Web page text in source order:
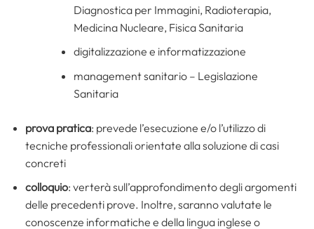
Diagnostica per Immagini, Radioterapia,
Medicina Nucleare, Fisica Sanitaria
digitalizzazione e informatizzazione
management sanitario – Legislazione
Sanitaria
prova pratica: prevede l’esecuzione e/o l’utilizzo di
tecniche professionali orientate alla soluzione di casi
concreti
colloquio: verterà sull’approfondimento degli argomenti
delle precedenti prove. Inoltre, saranno valutate le
conoscenze informatiche e della lingua inglese o